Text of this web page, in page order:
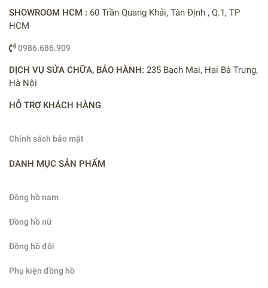
SHOWROOM HCM : 60 Trần Quang Khải, Tân Định , Q.1, TP
HCM
0986.686.909
DỊCH VỤ SỬA CHỮA, BẢO HÀNH: 235 Bạch Mai, Hai Bà Trưng,
Hà Nội
HỖ TRỢ KHÁCH HÀNG
Chính sách bảo mật
DANH MỤC SẢN PHẨM
Đồng hồ nam
Đồng hồ nữ
Đồng hồ đôi
Phụ kiện đồng hồ